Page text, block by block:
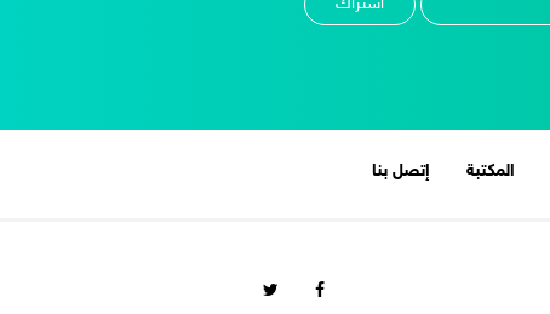
المكتبة إتصل بنا